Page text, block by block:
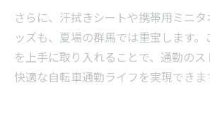
さらに、汗拭きシートや携帯用ミニ
ッズも、夏場の群馬では重宝します
を上手に取り入れることで、通勤のス
快適な自転車通勤ライフを実現できま